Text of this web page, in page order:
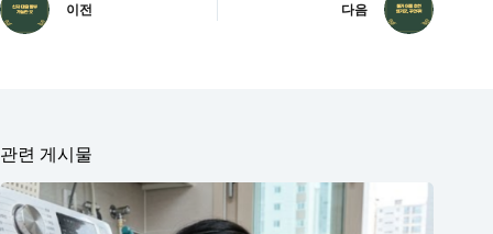
이전 다음
관련 게시물